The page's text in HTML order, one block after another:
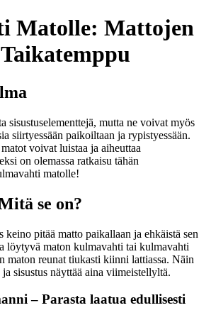
Matolle: Mattojen
sisustuselementtejä, mutta ne voivat myös
siirtyessään paikoiltaan ja rypistyessään.
voivat luistaa ja aiheuttaa
on olemassa ratkaisu tähän
matolle!
se on?
pitää matto paikallaan ja ehkäistä sen
löytyvä maton kulmavahti tai kulmavahti
maton reunat tiukasti kiinni lattiassa. Näin
sisustus näyttää aina viimeistellyltä.
– Parasta laatua edullisesti